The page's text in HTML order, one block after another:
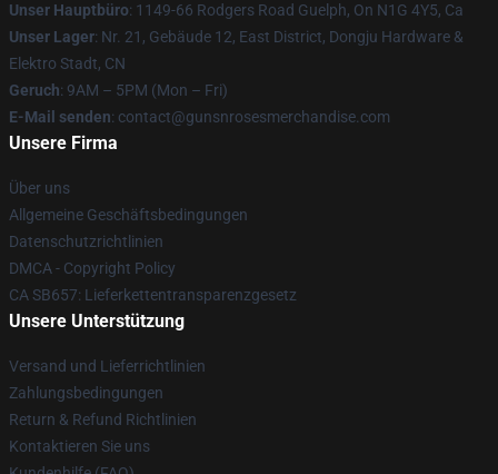
Unser Hauptbüro: 1149-66 Rodgers Road Guelph, On N1G 4Y5, Ca
Unser Lager: Nr. 21, Gebäude 12, East District, Dongju Hardware &
Elektro Stadt, CN
Geruch: 9AM – 5PM (Mon – Fri)
E-Mail senden: contact@gunsnrosesmerchandise.com
Unsere Firma
Über uns
Allgemeine Geschäftsbedingungen
Datenschutzrichtlinien
DMCA - Copyright Policy
CA SB657: Lieferkettentransparenzgesetz
Unsere Unterstützung
Versand und Lieferrichtlinien
Zahlungsbedingungen
Return & Refund Richtlinien
Kontaktieren Sie uns